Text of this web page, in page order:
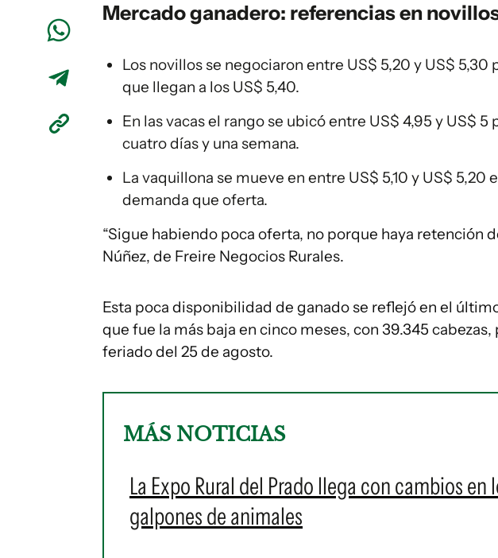
Mercado ganadero: referencias en
Los novillos se negociaron entre US$ 5,20 y US$ 5,30
que llegan a los US$ 5,40.
En las vacas el rango se ubicó entre US$ 4,95 y US$
cuatro días y una semana.
La vaquillona se mueve en entre US$ 5,10 y US$ 5,20
demanda que oferta.
“Sigue habiendo poca oferta, no porque haya retención
Núñez, de Freire Negocios Rurales.
Esta poca disponibilidad de ganado se reflejó en el
que fue la más baja en cinco meses, con 39.345
feriado del 25 de agosto.
MÁS NOTICIAS
La Expo Rural del Prado llega con cambios en
galpones de animales